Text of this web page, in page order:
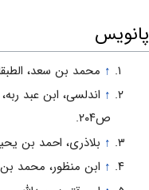
پانویس
↑ محمد بن سعد، الطبقات
↑
ص۲۰۴.
↑ بلاذری، احمد بن‌
↑ ابن منظور، محمد بن